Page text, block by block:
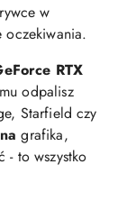
w
oczekiwania.
RTX
odpalisz
Starfield czy
grafika,
- to wszystko